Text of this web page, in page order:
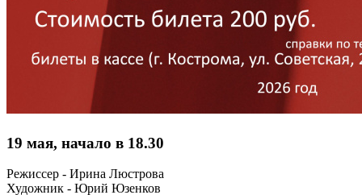
19 мая, начало в 18.30
Режиссер - Ирина Люстрова
Художник - Юрий Юзенков